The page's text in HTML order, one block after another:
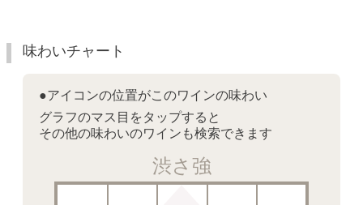
味わいチャート
●アイコンの位置がこのワインの味わい
グラフのマス目をタップすると
その他の味わいのワインも検索できます
渋さ強